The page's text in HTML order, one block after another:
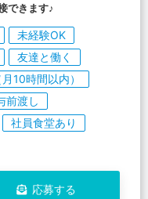
できます♪
未経験OK
友達と働く
10時間以内）
前渡し
社員食堂あり
応募する